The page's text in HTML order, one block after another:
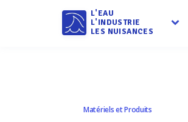
L'EAU
L'INDUSTRIE
LES NUISANCES
Matériels et Produits